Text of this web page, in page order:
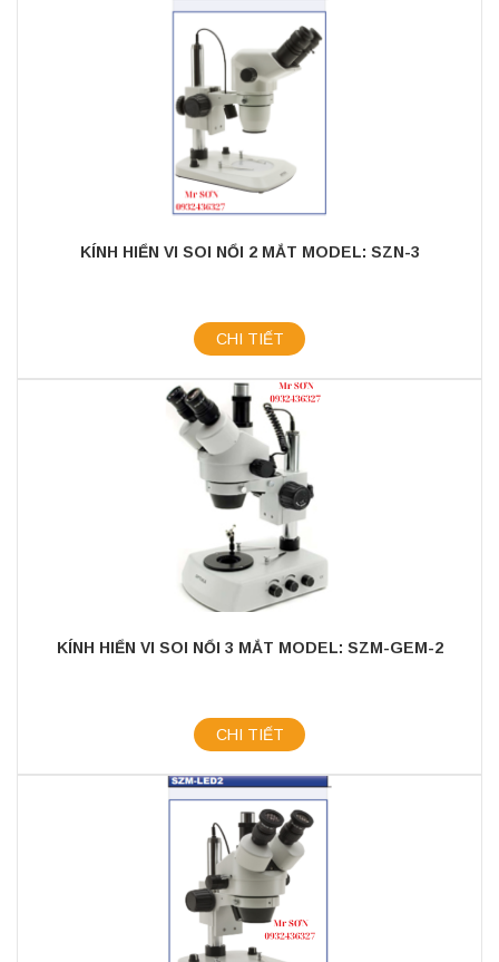
KÍNH HIỂN VI SOI NỔI 2 MẮT MODEL: SZN-3
CHI TIẾT
KÍNH HIỂN VI SOI NỔI 3 MẮT MODEL: SZM-GEM-2
CHI TIẾT